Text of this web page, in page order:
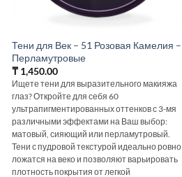
Тени для Век – 51 Розовая Камелия –
Перламутровые
₸ 1,450.00
Ищете тени для выразительного макияжа
глаз? Откройте для себя 60
ультрапигментированных оттенков с 3-мя
различными эффектами на Ваш выбор:
матовый, сияющий или перламутровый.
Тени с пудровой текстурой идеально ровно
ложатся на веко и позволяют варьировать
плотность покрытия от легкой